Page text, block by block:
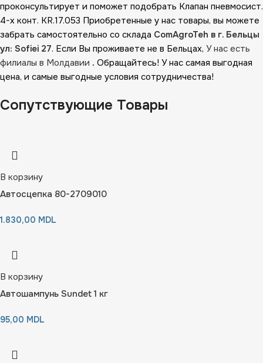
проконсультирует и поможет подобрать Клапан пневмосист.
4-х конт. KR.17.053 Приобретенные у нас товары, вы можете
забрать самостоятельно со склада ComAgroTeh в г. Бельцы
ул: Sofiei 27. Если Вы проживаете не в Бельцах, У нас есть
филиалы в Молдавии . Обращайтесь! У нас самая выгодная
цена, и самые выгодные условия сотрудничества!
Сопутствующие Товары
В корзину
Автосцепка 80-2709010
1.830,00 MDL
В корзину
Автошампунь Sundet 1 кг
95,00 MDL